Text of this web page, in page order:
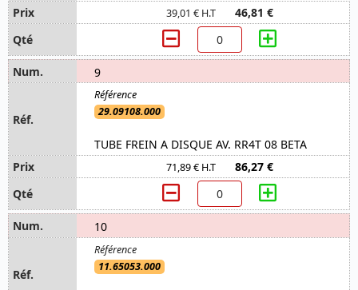
39,01 € H.T 46,81 €
9
29.09108.000
TUBE FREIN A DISQUE AV. RR4T 08 BETA
71,89 € H.T 86,27 €
10
11.65053.000